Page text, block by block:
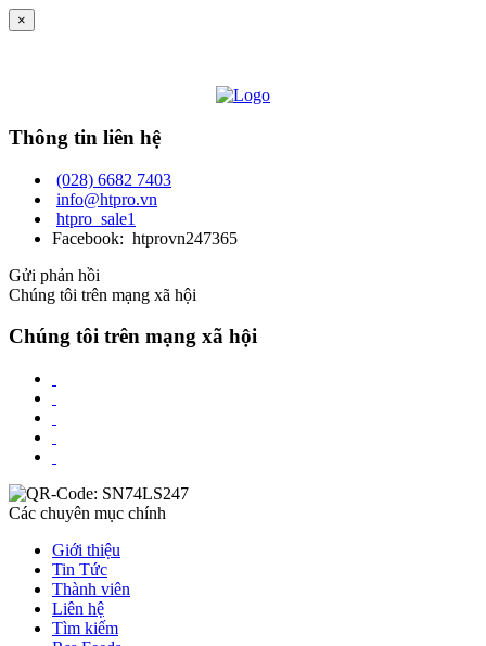
×
Thông tin liên hệ
(028) 6682 7403
info@htpro.vn
htpro_sale1
Facebook: htprovn247365
Gửi phản hồi
Chúng tôi trên mạng xã hội
Chúng tôi trên mạng xã hội
Các chuyên mục chính
Giới thiệu
Tin Tức
Thành viên
Liên hệ
Tìm kiếm